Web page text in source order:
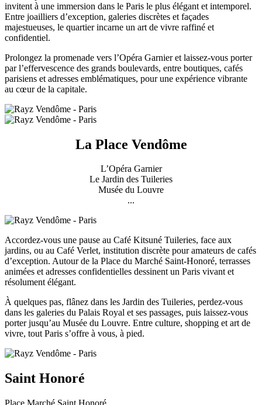
invitent à une immersion dans le Paris le plus élégant et intemporel.
Entre joailliers d’exception, galeries discrètes et façades
majestueuses, le quartier incarne un art de vivre raffiné et
confidentiel.
Prolongez la promenade vers l’Opéra Garnier et laissez-vous porter
par l’effervescence des grands boulevards, entre boutiques, cafés
parisiens et adresses emblématiques, pour une expérience vibrante
au cœur de la capitale.
La Place Vendôme
L’Opéra Garnier
Le Jardin des Tuileries
Musée du Louvre
...
Accordez-vous une pause au Café Kitsuné Tuileries, face aux
jardins, ou au Café Verlet, institution discrète pour amateurs de cafés
d’exception. Autour de la Place du Marché Saint-Honoré, terrasses
animées et adresses confidentielles dessinent un Paris vivant et
résolument élégant.
À quelques pas, flânez dans les Jardin des Tuileries, perdez-vous
dans les galeries du Palais Royal et ses passages, puis laissez-vous
porter jusqu’au Musée du Louvre. Entre culture, shopping et art de
vivre, tout Paris s’offre à vous, à pied.
Saint Honoré